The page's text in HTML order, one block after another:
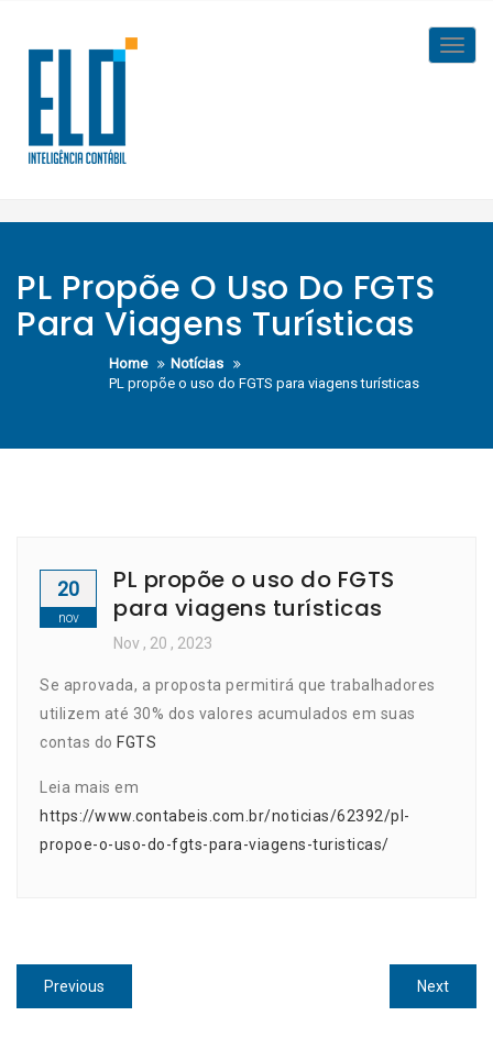
content
PL Propõe O Uso Do FGTS
Para Viagens Turísticas
Home
Notícias
PL propõe o uso do FGTS para viagens turísticas
20
nov
PL propõe o uso do FGTS
para viagens turísticas
Nov , 20 , 2023
Se aprovada, a proposta permitirá que trabalhadores
utilizem até 30% dos valores acumulados em suas
contas do FGTS
Leia mais em
https://www.contabeis.com.br/noticias/62392/pl-
propoe-o-uso-do-fgts-para-viagens-turisticas/
Navegação
de
Previous
post:
NextNext
post: